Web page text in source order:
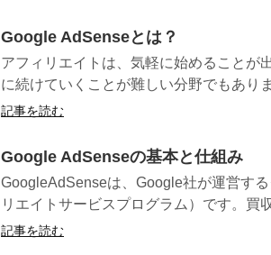
Google AdSenseとは？
アフィリエイトは、気軽に始めることが
に続けていくことが難しい分野でもあり
記事を読む
Google AdSenseの基本と仕組み
GoogleAdSenseは、Google社が運営す
リエイトサービスプログラム）です。買
記事を読む